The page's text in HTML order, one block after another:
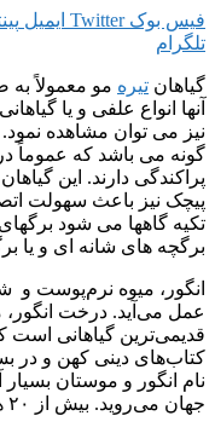
فیس بوک Twitter ایمیل
تلگرام
گیاهان تیره مو معمولاً
آنها انواع علفی و یا
گونه می باشد که عموماً
پراکندگی دارند. این
پیچک نیز باعث سهولت
تکیه گاهها می شود
برگچه های شانه ای و یا
انگور، میوه نرم‌پوست و
عمل می‌آید. درخت انگور،
قدیمی‌ترین گیاهانی است
کتاب‌های دینی کهن و در
نام انگور و موستان
جهان می‌روید. بیش از ۲۰ هزار نوع انگور در سراسر جهان می‌روید.